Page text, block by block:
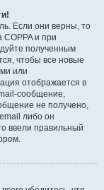
Если они верны, то
и при
полученным
чтобы все новые
или
отображается в
сообщение,
не получено,
либо он
ввели правильный